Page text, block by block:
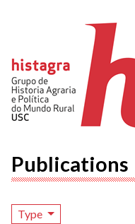
Publications
Type